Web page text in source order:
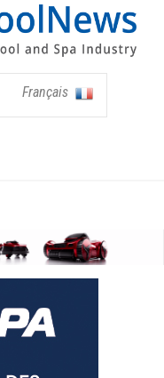
Français